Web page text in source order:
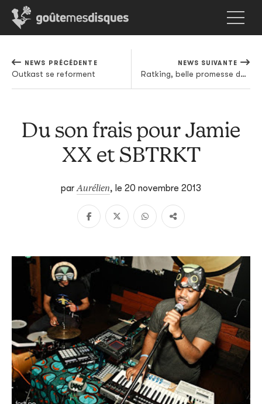
NEWS PRÉCÉDENTE
Outkast se reforment
NEWS SUIVANTE
Ratking, belle promesse du rap de NYC
Du son frais pour Jamie
XX et SBTRKT
parAurélien, le 20 novembre 2013